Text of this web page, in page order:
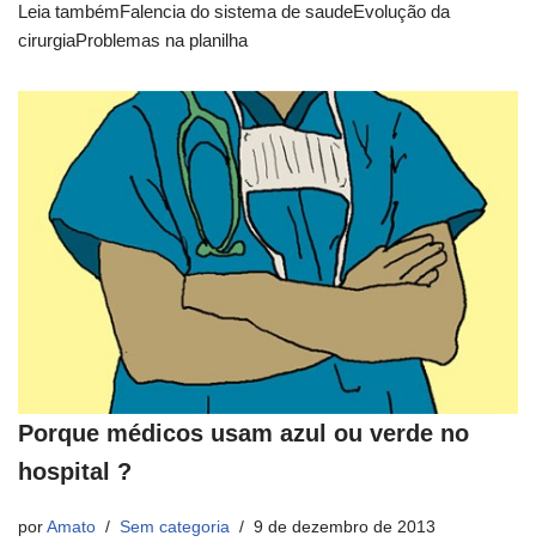
Leia tambémFalencia do sistema de saudeEvolução da
cirurgiaProblemas na planilha
Porque médicos usam azul ou verde no
hospital ?
por Amato Sem categoria 9 de dezembro de 2013